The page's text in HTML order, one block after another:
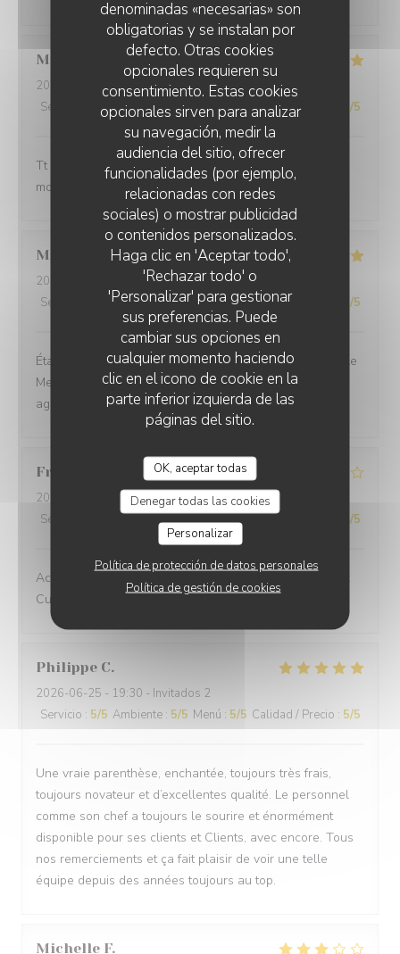
denominadas «necesarias» son
obligatorias y se instalan por
defecto. Otras cookies
opcionales requieren su
consentimiento. Estas cookies
opcionales sirven para analizar
su navegación, medir la
audiencia del sitio, ofrecer
funcionalidades (por ejemplo,
relacionadas con redes
sociales) o mostrar publicidad
o contenidos personalizados.
Haga clic en 'Aceptar todo',
'Rechazar todo' o
'Personalizar' para gestionar
sus preferencias. Puede
cambiar sus opciones en
cualquier momento haciendo
clic en el icono de cookie en la
parte inferior izquierda de las
páginas del sitio.
OK, aceptar todas
Denegar todas las cookies
Personalizar
Política de protección de datos personales
Política de gestión de cookies
Maryse
2026-07-04 - 19:45 - Invitados 4
Servicio
/5 Ambiente: 5/5 Menú: 5/5 Calidad / Precio /5
Tt est parfait rien à redire nous avons passé un super
moment et le repas excellent.
Marie Ange G
2026-06-28
- 12:30 - Invitados 2
Servicio
Ambiente: 5/5 Menú: 5/5 Calidad / Precio /5
Établissement et personnel agréable Service impeccable
Menu délicieux Cuisine recherchée mélange des goûts
agréable On reviendra Nous recommandons
Francoise
2026-06-27
- 12:15 - Invitados 8
Servicio
Ambiente:4/5 Menú:4/5 Calidad / Precio 4/5
Accueil et service impeccable. Environnement agréable.
Cuisine de qualité.
Philippe C
2026-06-25 - 19:30 - Invitados 2
Servicio : 5/5 Ambiente : 5/5 Menú : 5/5 Calidad / Precio : 5/5
Une vraie parenthèse, enchantée, toujours très frais,
toujours novateur et d’excellentes qualité. Le personnel
comme son chef a toujours le sourire et énormément
disponible pour ses clients et Clients, avec encore. Tous
nos remerciements et ça fait plaisir de voir une telle
équipe depuis des années toujours au top.
Michelle F